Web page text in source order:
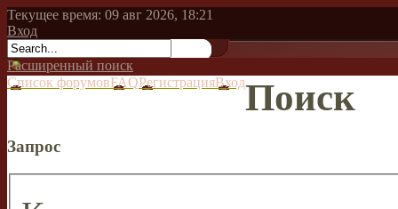
Текущее время: 09 авг 2026, 18:21
Вход
Расширенный поиск
Список форумовFAQРегистрацияВходПоиск
Запрос